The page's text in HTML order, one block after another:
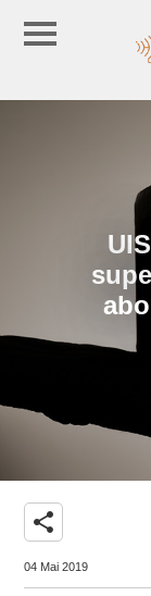
share
04 Mai 2019